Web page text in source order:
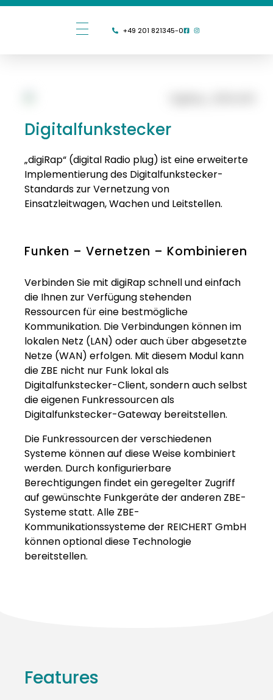
+49 201 821345-0
Digitalfunkstecker
„digiRap“ (digital Radio plug) ist eine erweiterte
Implementierung des Digitalfunkstecker-
Standards zur Vernetzung von
Einsatzleitwagen, Wachen und Leitstellen.
Funken – Vernetzen – Kombinieren
Verbinden Sie mit digiRap schnell und einfach
die Ihnen zur Verfügung stehenden
Ressourcen für eine bestmögliche
Kommunikation. Die Verbindungen können im
lokalen Netz (LAN) oder auch über abgesetzte
Netze (WAN) erfolgen. Mit diesem Modul kann
die ZBE nicht nur Funk lokal als
Digitalfunkstecker-Client, sondern auch selbst
die eigenen Funkressourcen als
Digitalfunkstecker-Gateway bereitstellen.
Die Funkressourcen der verschiedenen
Systeme können auf diese Weise kombiniert
werden. Durch konfigurierbare
Berechtigungen findet ein geregelter Zugriff
auf gewünschte Funkgeräte der anderen ZBE-
Systeme statt. Alle ZBE-
Kommunikationssysteme der REICHERT GmbH
können optional diese Technologie
bereitstellen.
Features